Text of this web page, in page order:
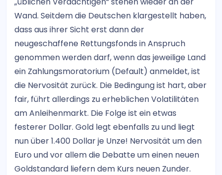
Wand. Seitdem die Deutschen klargestellt haben,
dass aus ihrer Sicht erst dann der
neugeschaffene Rettungsfonds in Anspruch
genommen werden darf, wenn das jeweilige Land
ein Zahlungsmoratorium (Default) anmeldet, ist
die Nervosität zurück. Die Bedingung ist hart, aber
fair, führt allerdings zu erheblichen Volatilitäten
am Anleihenmarkt. Die Folge ist ein etwas
festerer Dollar. Gold legt ebenfalls zu und liegt
nun über 1.400 Dollar je Unze! Nervosität um den
Euro und vor allem die Debatte um einen neuen
Goldstandard liefern dem Kurs neuen Zunder.